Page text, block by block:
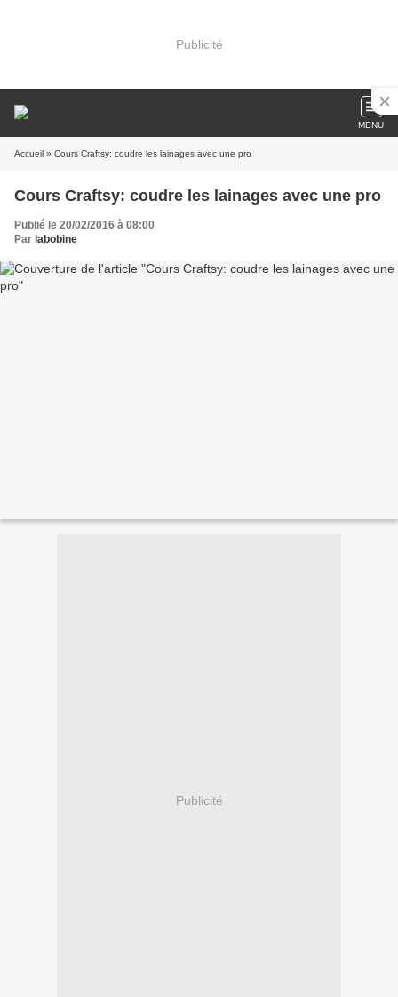
Publicité
MENU
Accueil » Cours Craftsy: coudre les lainages avec une pro
Cours Craftsy: coudre les lainages avec une pro
Publié le 20/02/2016 à 08:00
Par labobine
Publicité